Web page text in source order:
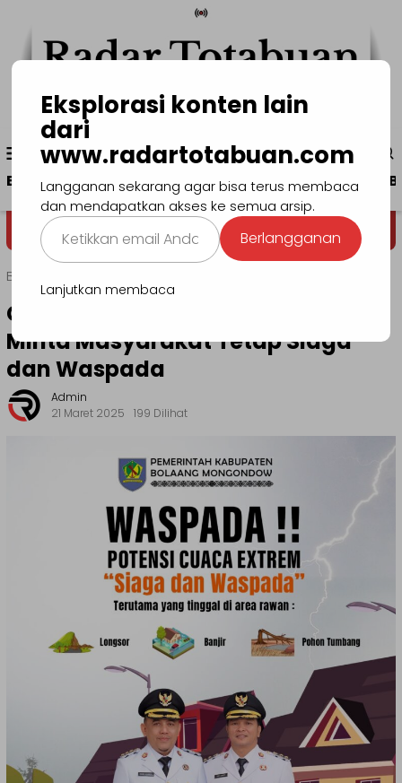
konten
Menu
Mobile
www.radartotabuan.com
Beranda Kotamobagu Bolmong Boltim
Dega' Niondon Selamat
Beranda
Cuaca Ekstrim, Bupati Bolmong
Minta Masyarakat Tetap Siaga
dan Waspada
Admin
21 Maret 2025
199 Dilihat
Eksplorasi konten lain
dari
www.radartotabuan.com
Langganan sekarang agar bisa terus membaca
dan mendapatkan akses ke semua arsip.
Ketikkan
email
Anda...
Berlangganan
Lanjutkan membaca